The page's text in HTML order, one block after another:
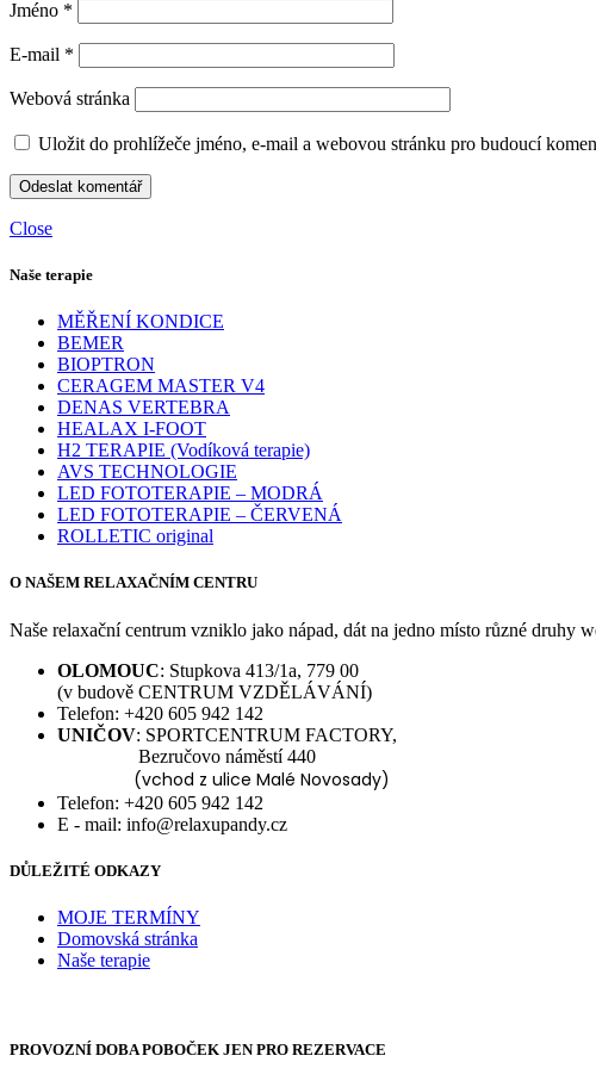
Jméno *
E-mail *
Webová stránka
Uložit do prohlížeče jméno, e-mail a webovou stránku pro budoucí
Close
Naše terapie
MĚŘENÍ KONDICE
BEMER
BIOPTRON
CERAGEM MASTER V4
DENAS VERTEBRA
HEALAX I-FOOT
H2 TERAPIE (Vodíková terapie)
AVS TECHNOLOGIE
LED FOTOTERAPIE – MODRÁ
LED FOTOTERAPIE – ČERVENÁ
ROLLETIC original
O NAŠEM RELAXAČNÍM CENTRU
Naše relaxační centrum vzniklo jako nápad, dát na jedno místo různé druhy
OLOMOUC: Stupkova 413/1a, 779 00
(v budově CENTRUM VZDĚLÁVÁNÍ)
Telefon: +420 605 942 142
UNIČOV: SPORTCENTRUM FACTORY,
Bezručovo náměstí 440
(vchod z ulice Malé Novosady)
Telefon: +420 605 942 142
E - mail: info@relaxupandy.cz
DŮLEŽITÉ ODKAZY
MOJE TERMÍNY
Domovská stránka
Naše terapie
PROVOZNÍ DOBA POBOČEK JEN PRO REZERVACE